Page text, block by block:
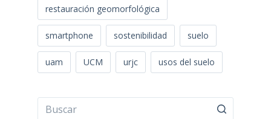
restauración geomorfológica
smartphone sostenibilidad suelo
uam UCM urjc usos del suelo